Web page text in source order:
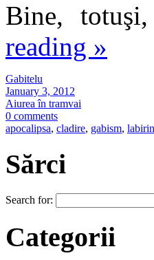
Bine,
reading »
Gabitelu
January 3, 2012
Aiurea în tramvai
0 comments
apocalipsa, cladire, gabism,
Sărci
Search for:
Categorii